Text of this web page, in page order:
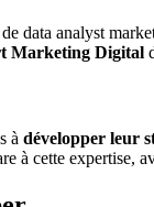
data analyst
Marketing Digital
à développer leur
cette expertise,